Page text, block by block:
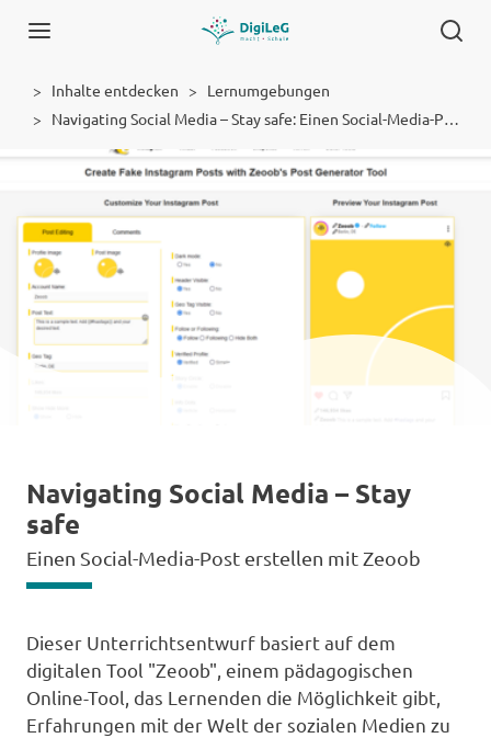
Inhalte entdecken
Lernumgebungen
Navigating Social Media – Stay safe: Einen Social-Media-Post erstellen mit Zeoob
Lernumgebung
Navigating Social Media – Stay
safe
Einen Social-Media-Post erstellen mit Zeoob
Dieser Unterrichtsentwurf basiert auf dem
digitalen Tool "Zeoob", einem pädagogischen
Online-Tool, das Lernenden die Möglichkeit gibt,
Erfahrungen mit der Welt der sozialen Medien zu